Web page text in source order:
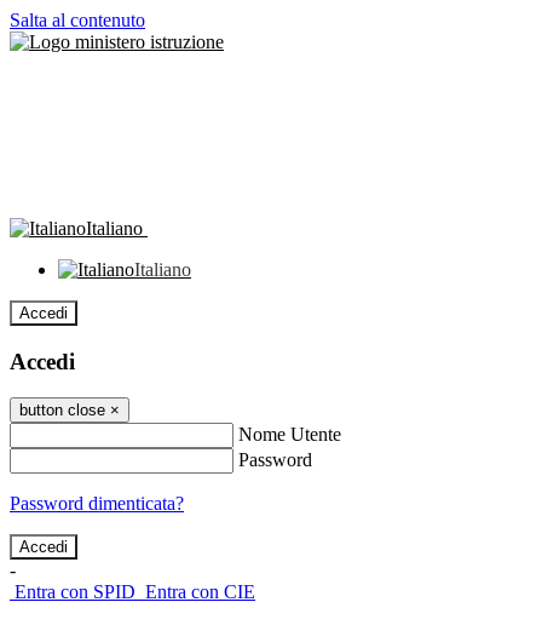
Salta al contenuto
Italiano
Italiano
Accedi
Accedi
button close ×
Nome Utente
Password
Password dimenticata?
-
Entra con SPID Entra con CIE